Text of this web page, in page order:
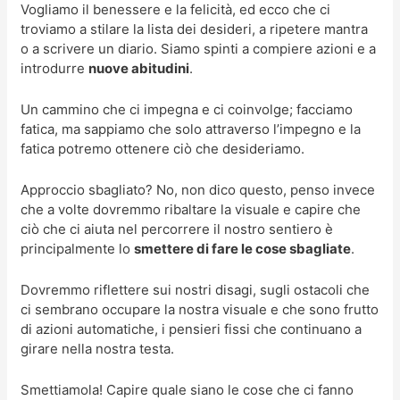
Vogliamo il benessere e la felicità, ed ecco che ci
troviamo a stilare la lista dei desideri, a ripetere mantra
o a scrivere un diario. Siamo spinti a compiere azioni e a
introdurre nuove abitudini.
Un cammino che ci impegna e ci coinvolge; facciamo
fatica, ma sappiamo che solo attraverso l’impegno e la
fatica potremo ottenere ciò che desideriamo.
Approccio sbagliato? No, non dico questo, penso invece
che a volte dovremmo ribaltare la visuale e capire che
ciò che ci aiuta nel percorrere il nostro sentiero è
principalmente losmettere di fare le cose sbagliate.
Dovremmo riflettere sui nostri disagi, sugli ostacoli che
ci sembrano occupare la nostra visuale e che sono frutto
di azioni automatiche, i pensieri fissi che continuano a
girare nella nostra testa.
Smettiamola! Capire quale siano le cose che ci fanno